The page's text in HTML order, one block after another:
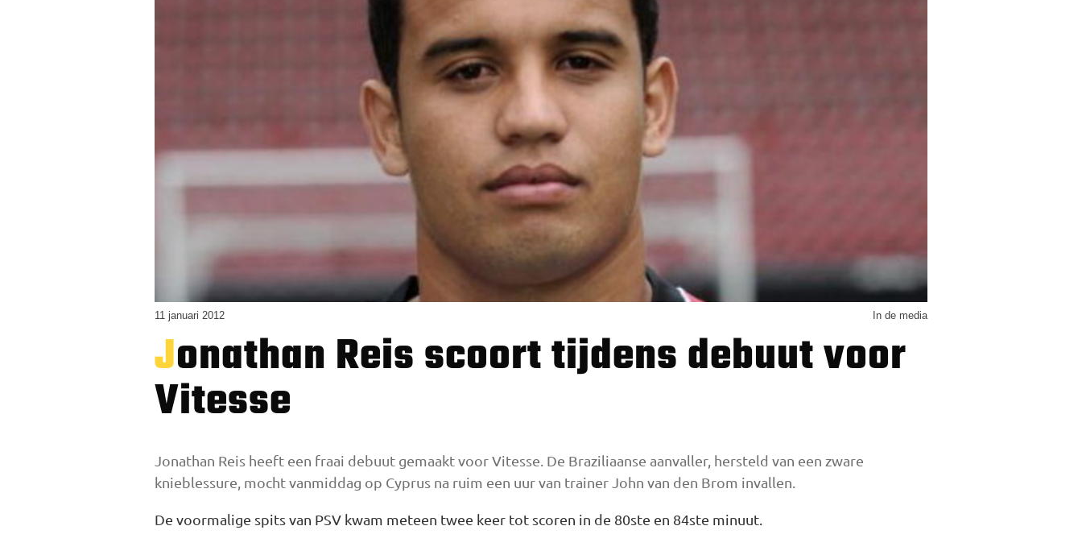
11 januari 2012 In de media
Jonathan Reis scoort tijdens debuut voor
Vitesse
Jonathan Reis heeft een fraai debuut gemaakt voor Vitesse. De Braziliaanse aanvaller, hersteld van een zware
knieblessure, mocht vanmiddag op Cyprus na ruim een uur van trainer John van den Brom invallen.
De voormalige spits van PSV kwam meteen twee keer tot scoren in de 80ste en 84ste minuut.